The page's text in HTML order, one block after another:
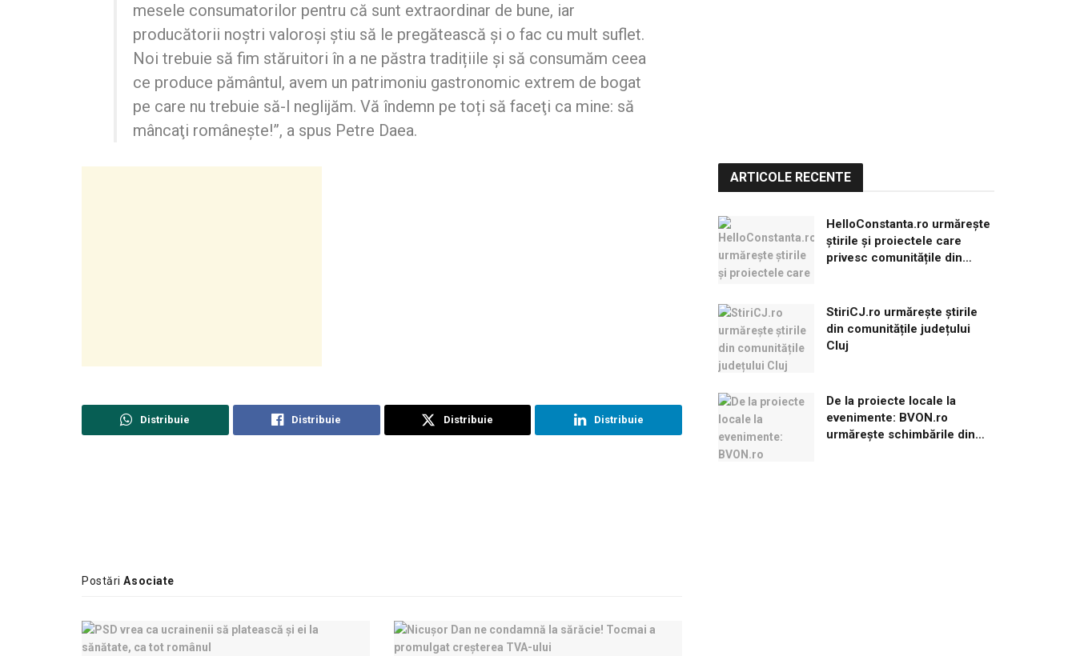
mesele consumatorilor pentru că sunt extraordinar de bune, iar
producătorii noștri valoroși ştiu să le pregătească şi o fac cu mult suflet.
Noi trebuie să fim stăruitori în a ne păstra tradițiile și să consumăm ceea
ce produce pământul, avem un patrimoniu gastronomic extrem de bogat
pe care nu trebuie să-l neglijăm. Vă îndemn pe toți să faceţi ca mine: să
mâncaţi românește!”, a spus Petre Daea.
Distribuie Distribuie Distribuie Distribuie
PostăriAsociate
ARTICOLE RECENTE
HelloConstanta.ro urmărește
știrile și proiectele care
privesc comunitățile din
StiriCJ.ro urmărește știrile
din comunitățile județului
Cluj
De la proiecte locale la
evenimente: BVON.ro
urmărește schimbările din